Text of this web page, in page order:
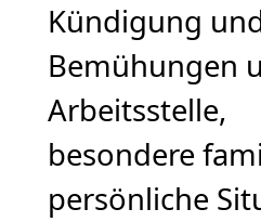
Kündigung
Bemühungen
Arbeitsstelle,
besondere
persönliche